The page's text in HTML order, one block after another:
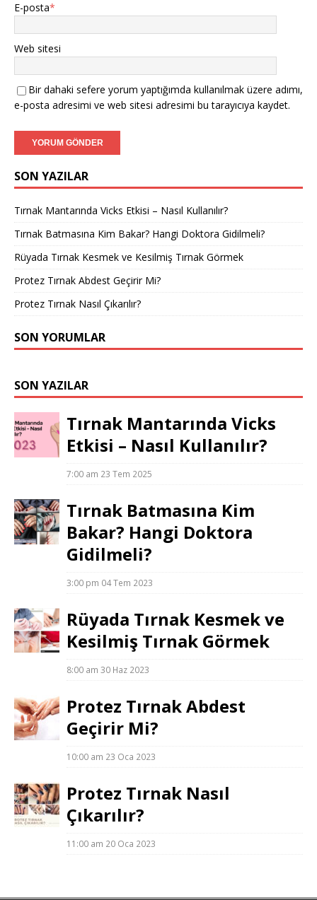
E-posta*
Web sitesi
Bir dahaki sefere yorum yaptığımda kullanılmak üzere adımı,
e-posta adresimi ve web sitesi adresimi bu tarayıcıya kaydet.
SON YAZILAR
Tırnak Mantarında Vicks Etkisi – Nasıl Kullanılır?
Tırnak Batmasına Kim Bakar? Hangi Doktora Gidilmeli?
Rüyada Tırnak Kesmek ve Kesilmiş Tırnak Görmek
Protez Tırnak Abdest Geçirir Mi?
Protez Tırnak Nasıl Çıkarılır?
SON YORUMLAR
SON YAZILAR
Tırnak Mantarında Vicks
Etkisi – Nasıl Kullanılır?
7:00 am 23 Tem 2025
Tırnak Batmasına Kim
Bakar? Hangi Doktora
Gidilmeli?
3:00 pm 04 Tem 2023
Rüyada Tırnak Kesmek ve
Kesilmiş Tırnak Görmek
8:00 am 30 Haz 2023
Protez Tırnak Abdest
Geçirir Mi?
10:00 am 23 Oca 2023
Protez Tırnak Nasıl
Çıkarılır?
11:00 am 20 Oca 2023